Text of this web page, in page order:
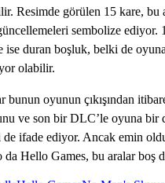
Resimde görülen 15 kare, bu
sembolize ediyor.
ise duran boşluk, belki de
olabilir.
bunun oyunun çıkışından
ve son bir DLC’le oyuna bir
de ifade ediyor. Ancak emin
Hello Games, bu aralar boş